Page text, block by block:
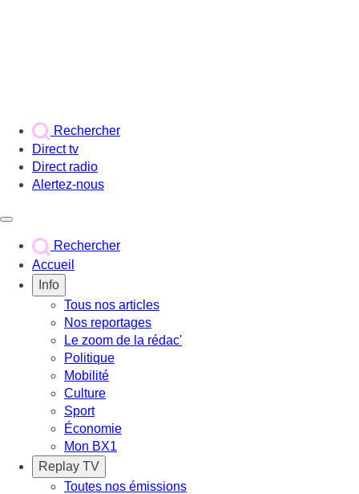
Rechercher
Direct tv
Direct radio
Alertez-nous
Rechercher
Accueil
Info
Tous nos articles
Nos reportages
Le zoom de la rédac'
Politique
Mobilité
Culture
Sport
Économie
Mon BX1
Replay TV
Toutes nos émissions